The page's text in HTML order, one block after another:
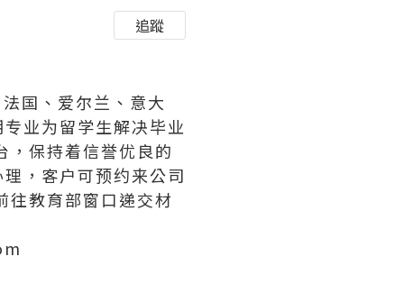
追蹤
国、爱尔兰、意大
业为留学生解决毕业
，保持着信誉优良的
，客户可预约来公司
往教育部窗口递交材